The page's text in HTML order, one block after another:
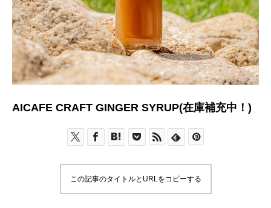
AICAFE CRAFT GINGER SYRUP(在庫補充中！)
この記事のタイトルとURLをコピーする